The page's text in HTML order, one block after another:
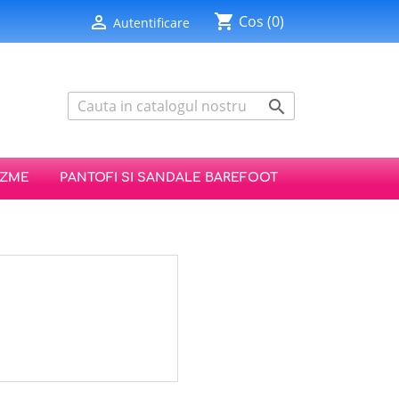
 Autentificare shopping_cart Cos (0)

PANTOFI SI SANDALE BAREFOOT